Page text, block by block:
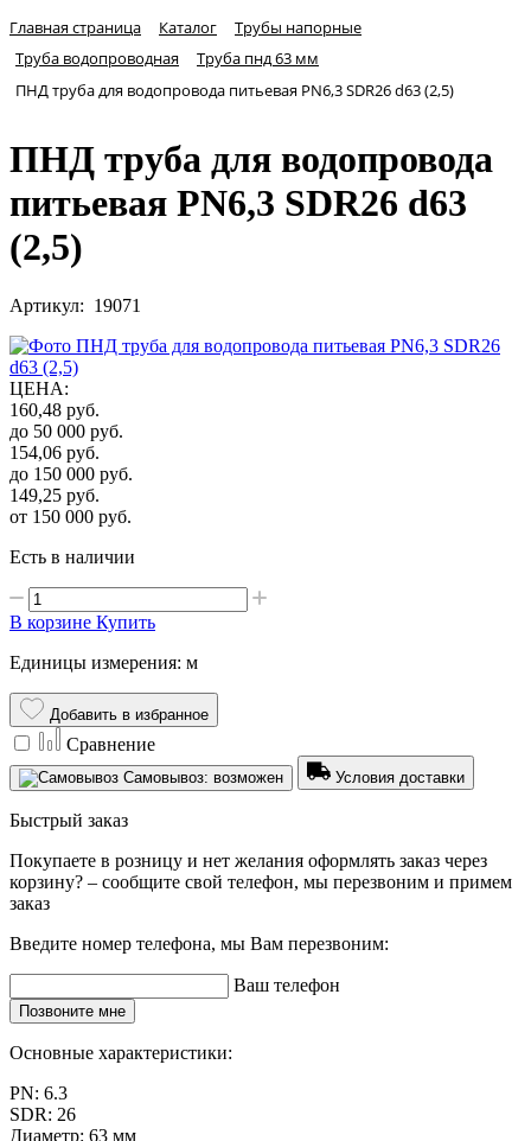
Главная страница Каталог
Трубы напорные
Труба водопроводная
Труба пнд 63 мм
ПНД труба для водопровода питьевая PN6,3 SDR26 d63 (2,5)
ПНД труба для водопровода
питьевая PN6,3 SDR26 d63
(2,5)
Артикул: 19071
ЦЕНА:
160,48 руб.
до 50 000 руб.
154,06 руб.
до 150 000 руб.
149,25 руб.
от 150 000 руб.
Есть в наличии
В корзине Купить
Единицы измерения: м
Добавить в избранное
Сравнение
Самовывоз: возможен Условия доставки
Быстрый заказ
Покупаете в розницу и нет желания оформлять заказ через
корзину? – сообщите свой телефон, мы перезвоним и примем
заказ
Введите номер телефона, мы Вам перезвоним:
Ваш телефон
Позвоните мне
Основные характеристики:
PN: 6.3
SDR: 26
Диаметр: 63 мм